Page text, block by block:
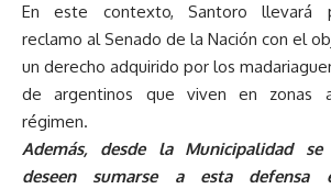
En este contexto, Santoro llevará
reclamo al Senado de la Nación con el
un derecho adquirido por los
de argentinos que viven en zonas
régimen.
Además, desde la Municipalidad
deseen sumarse a esta defensa